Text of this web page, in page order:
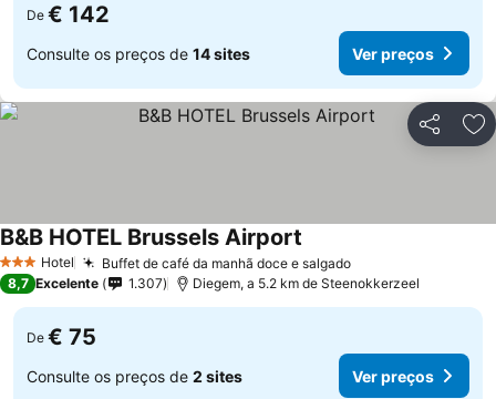
De € 142
Consulte os preços de 14 sites Ver preços
Partilhar
3 EstrelasHotel Buffet de café da manhã doce e salgado
B&B HOTEL Brussels Airport
8,7 Excelente 1.307 Diegem, a 5.2 km de Steenokkerzeel
De € 75
Consulte os preços de 2 sites Ver preços